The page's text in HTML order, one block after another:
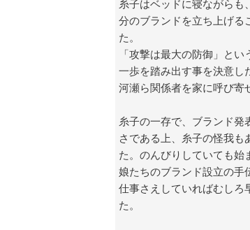
糸子はベッドに寝ながら
分のブランドを立ち上げる
た。
「攻撃は最大の防御」とい
一歩を踏み出す事を決意し
河瀬ら関係者を家に呼び寄
糸子の一存で、ブランド発
さである上、糸子の怪我
た。のんびりしていても始
娘たちのブランド設立の手
仕事さえしていればむしろ
た。